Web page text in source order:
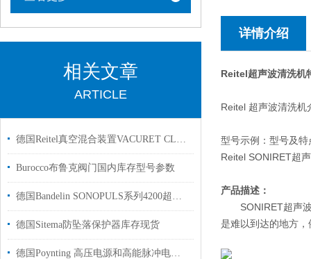
相关文章
ARTICLE
德国Reitel真空混合装置VACURET CLASSIC用于实验室
Burocco布鲁克阀门国内库存型号参数
德国Bandelin SONOPULS系列4200超声波破碎仪选型配置介绍
德国Sitema防坠落保护器库存现货
德国Poynting 高压电源和高能脉冲电磁的技术资料
详情介绍
Reitel超声波清洗机
Reitel 超声波清洗机
型号示例：型号及特
Reitel SONIRET超
产品描述：
SONIRET超声
是难以到达的地方